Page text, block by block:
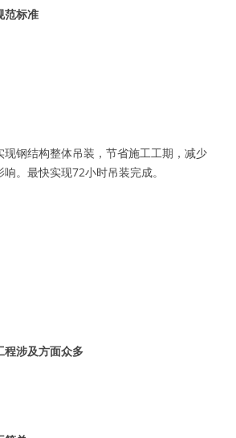
范标准
，实现钢结构整体吊装，节省施工工期，减少
。最快实现72小时吊装完成。
程涉及方面众多